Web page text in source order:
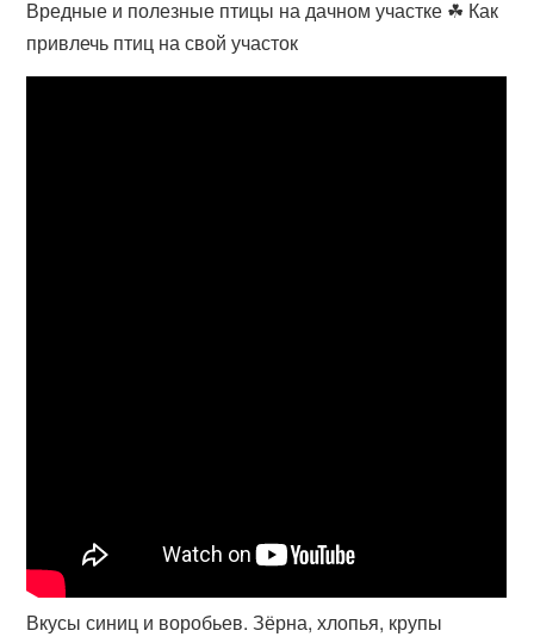
Вредные и полезные птицы на дачном участке ☘ Как
привлечь птиц на свой участок
Вкусы синиц и воробьев. Зёрна, хлопья, крупы